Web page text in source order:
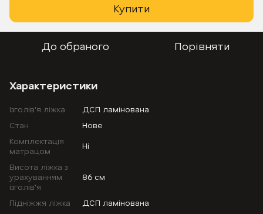
Купити
До обраного Порівняти
Характеристики
Ізголів'я ліжка
ДСП ламінована
Стан
Нове
Комплектація
матрацом
Ні
Висота ліжка з
урахуванням
ізголів'я
86 см
Підніжжя ліжка
ДСП ламінована